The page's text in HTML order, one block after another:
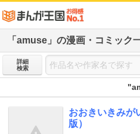
「amuse」の漫画・コミック
詳細
検索
おおきいきみが
版）